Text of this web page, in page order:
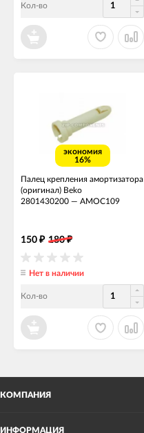
Кол-во
экономия
16%
Палец крепления амортизатора
(оригинал) Beko
2801430200 — АМОС109
150 ₽ 180₽
Нет в наличии
Кол-во
КОМПАНИЯ
ИНФОРМАЦИЯ